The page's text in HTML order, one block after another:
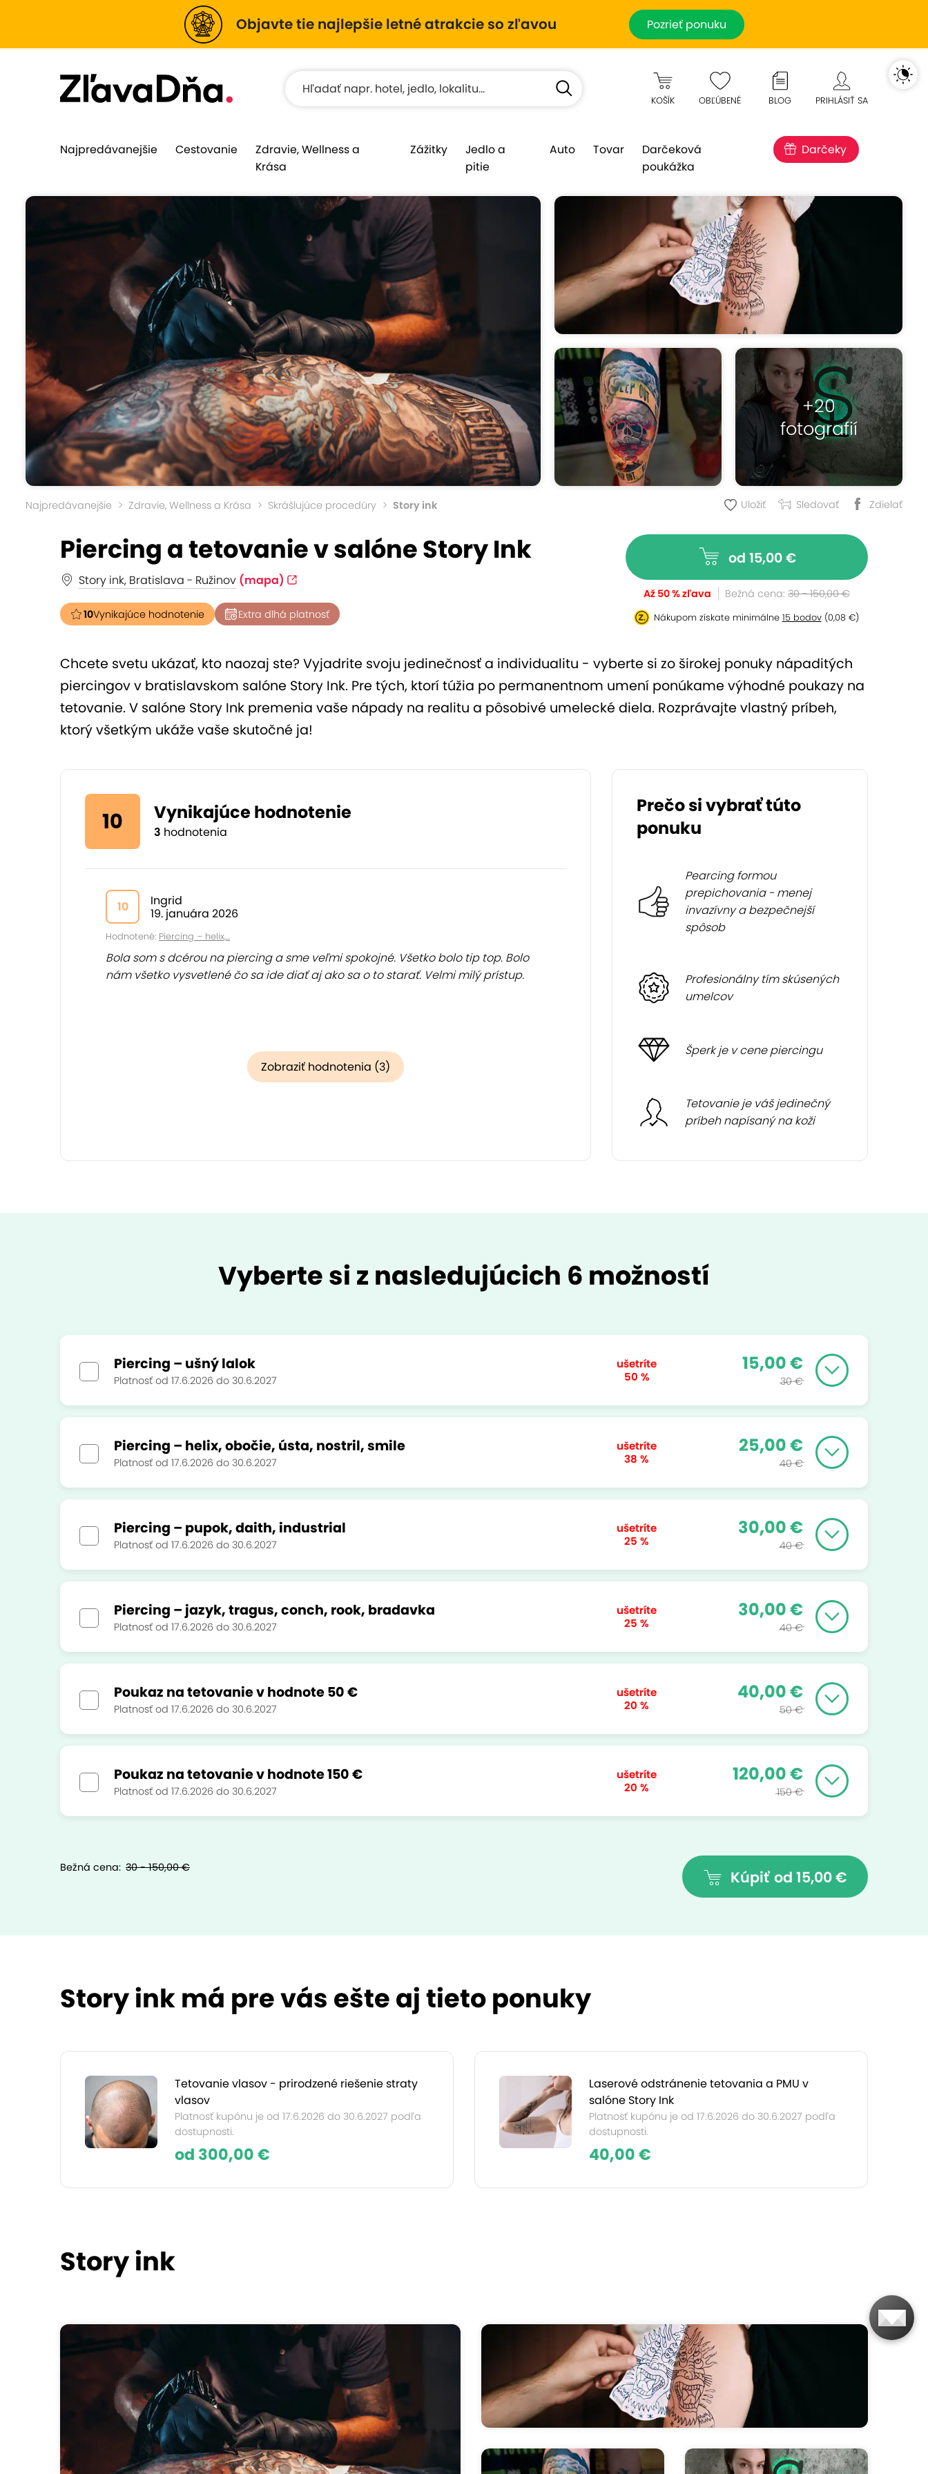
Objavte tie najlepšie letné atrakcie so zľavou Pozrieť ponuku
KOŠÍK OBĽÚBENÉ BLOG PRIHLÁSIŤ SA
Najpredávanejšie Cestovanie
Zdravie, Wellness a
Krása
Zážitky
Jedlo a
pitie
Auto Tovar
Darčeková
poukážka
Darčeky
+20
fotografií
Najpredávanejšie Zdravie, Wellness a Krása Skrášlujúce procedúry Story ink Uložiť Sledovať Zdielať
Piercing a tetovanie v salóne Story Ink
Story ink, Bratislava - Ružinov (mapa)
10Vynikajúce hodnotenie Extra dlhá platnosť
od 15,00 €
Až 50 % zľava Bežná cena: 30 - 150,00 €
Nákupom získate minimálne 15 bodov(0,08 €)
Chcete svetu ukázať, kto naozaj ste? Vyjadrite svoju jedinečnosť a individualitu - vyberte si zo širokej ponuky nápaditých
piercingov v bratislavskom salóne Story Ink. Pre tých, ktorí túžia po permanentnom umení ponúkame výhodné poukazy na
tetovanie. V salóne Story Ink premenia vaše nápady na realitu a pôsobivé umelecké diela. Rozprávajte vlastný príbeh,
ktorý všetkým ukáže vaše skutočné ja!
10 Vynikajúce hodnotenie
3 hodnotenia
10
Ingrid
19. januára 2026
Hodnotené: Piercing – helix,...
Bola som s dcérou na piercing a sme veľmi spokojné. Všetko bolo tip top. Bolo
nám všetko vysvetlené čo sa ide diať aj ako sa o to starať. Velmi milý prístup.
Zobraziť hodnotenia (3)
Prečo si vybrať túto
ponuku
Pearcing formou
prepichovania - menej
invazívny a bezpečnejší
spôsob
Profesionálny tím skúsených
umelcov
Šperk je v cene piercingu
Tetovanie je váš jedinečný
príbeh napísaný na koži
Vyberte si z nasledujúcich 6 možností
Piercing – ušný lalok
Platnosť od 17.6.2026 do 30.6.2027
ušetríte
50 %
15,00 €
30 €
Piercing – helix, obočie, ústa, nostril, smile
Platnosť od 17.6.2026 do 30.6.2027
ušetríte
38 %
25,00 €
40 €
Piercing – pupok, daith, industrial
Platnosť od 17.6.2026 do 30.6.2027
ušetríte
25 %
30,00 €
40 €
Piercing – jazyk, tragus, conch, rook, bradavka
Platnosť od 17.6.2026 do 30.6.2027
ušetríte
25 %
30,00 €
40 €
Poukaz na tetovanie v hodnote 50 €
Platnosť od 17.6.2026 do 30.6.2027
ušetríte
20 %
40,00 €
50 €
Poukaz na tetovanie v hodnote 150 €
Platnosť od 17.6.2026 do 30.6.2027
ušetríte
20 %
120,00 €
150 €
Kúpiť od 15,00 €
Bežná cena: 30 - 150,00 €
Story ink má pre vás ešte aj tieto ponuky
Tetovanie vlasov - prirodzené riešenie straty
vlasov
Platnosť kupónu je od 17.6.2026 do 30.6.2027 podľa
dostupnosti.
od 300,00 €
Laserové odstránenie tetovania a PMU v
salóne Story Ink
Platnosť kupónu je od 17.6.2026 do 30.6.2027 podľa
dostupnosti.
40,00 €
Story ink